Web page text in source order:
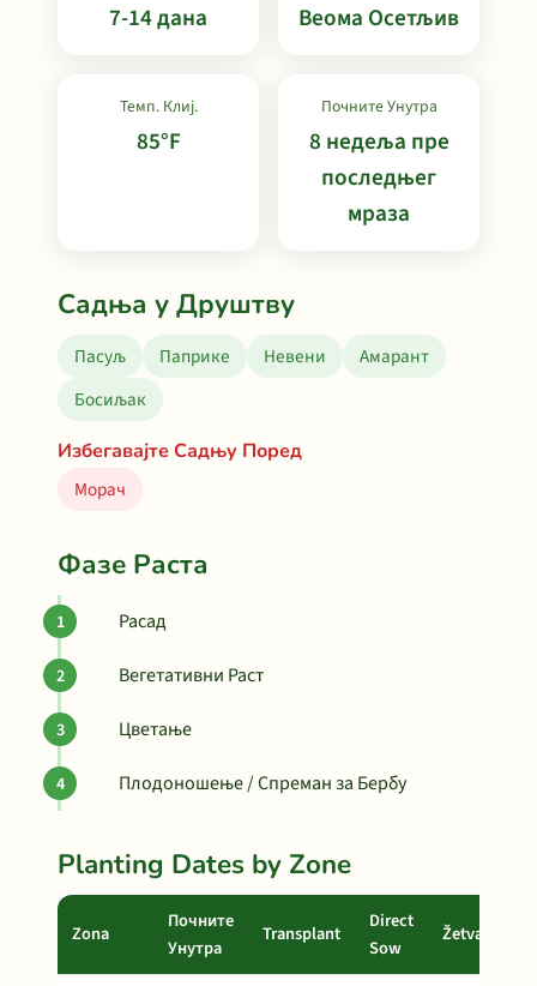
7-14 дана Веома Осетљив
Темп. Клиј.
85°F
Почните Унутра
8 недеља пре
последњег
мраза
Садња у Друштву
Пасуљ Паприке Невени
Амарант
Босиљак
Избегавајте Садњу Поред
Морач
Фазе Раста
Расад
Вегетативни Раст
Цветање
Плодоношење / Спреман за Бербу
Planting Dates by Zone
Zona
Почните
Унутра
Transplant
Direct
Sow
Žetva